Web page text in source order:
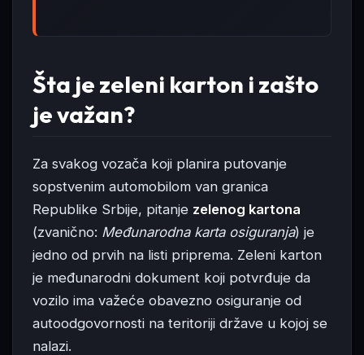
Šta je zeleni karton i zašto
je važan?
Za svakog vozača koji planira putovanje
sopstvenim automobilom van granica
Republike Srbije, pitanje zelenog kartona
(zvanično: Međunarodna karta osiguranja) je
jedno od prvih na listi priprema. Zeleni karton
je međunarodni dokument koji potvrđuje da
vozilo ima važeće obavezno osiguranje od
autoodgovornosti na teritoriji države u kojoj se
nalazi.